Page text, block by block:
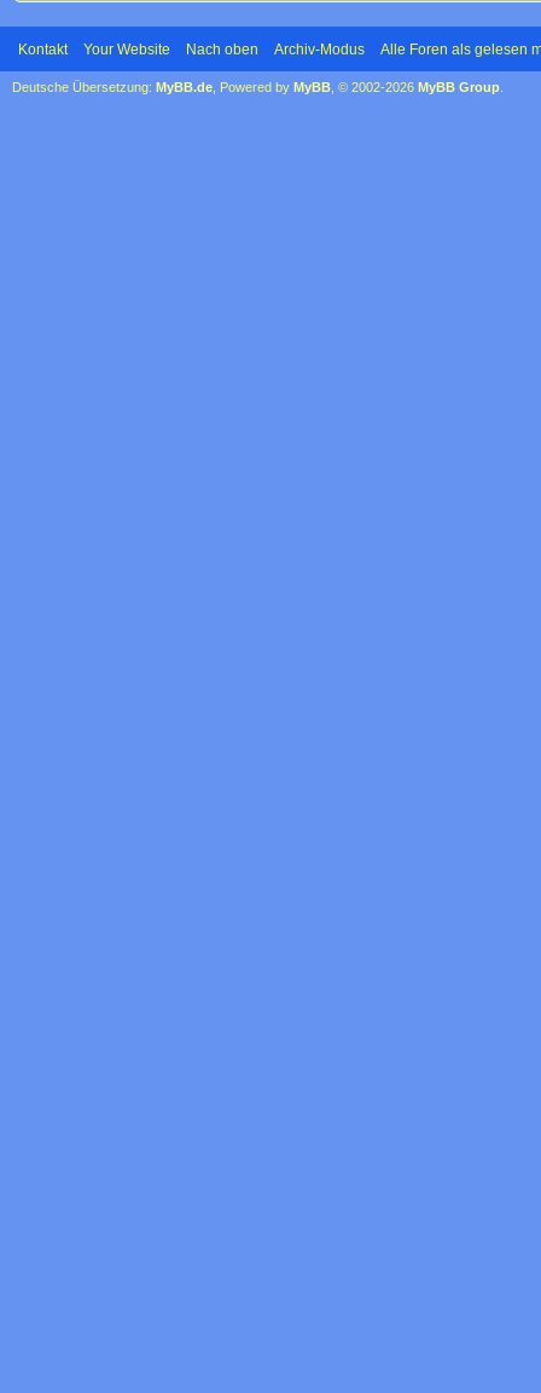
Kontakt Your Website Nach oben Archiv-Modus Alle Foren als gelesen
Deutsche Übersetzung: MyBB.de , Powered by MyBB , © 2002-2026 MyBB Group